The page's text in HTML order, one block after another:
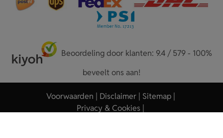
Beoordeling door klanten: 9.4 / 579 - 100%
beveelt ons aan!
Voorwaarden Disclaimer
Sitemap
Privacy & Cookies